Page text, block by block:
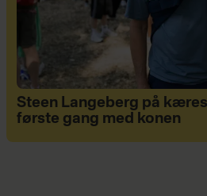
Steen Langeberg på
første gang med konen